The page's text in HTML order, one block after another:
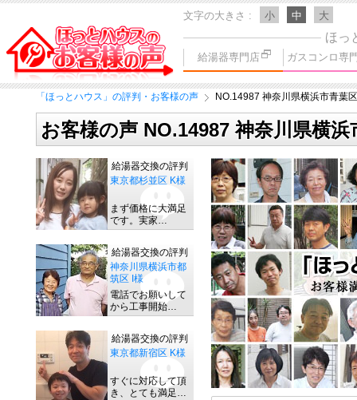
文字の大きさ 小 中 大
ほっ
給湯器専門店 ガスコンロ専
「ほっとハウス」の評判・お客様の声 NO.14987 神奈川県横浜市青葉
お客様の声 NO.14987 神奈川県横浜
給湯器交換の評判
東京都杉並区 K様
まず価格に大満足
です。実家…
給湯器交換の評判
神奈川県横浜市都
筑区 I様
電話でお願いして
から工事開始…
給湯器交換の評判
東京都新宿区 K様
すぐに対応して頂
き、とても満足…